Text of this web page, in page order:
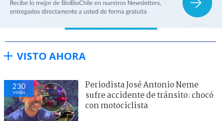
VISTO AHORA
230
visitas
Periodista José Antonio Neme
sufre accidente de tránsito: chocó
con motociclista